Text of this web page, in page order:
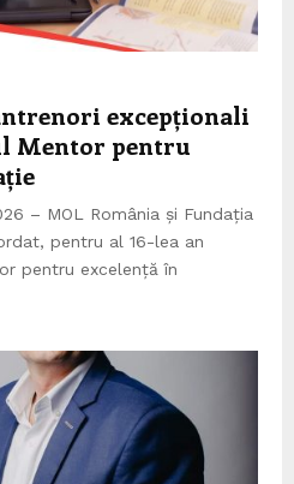
excepționali
Mentor pentru
– MOL România și Fundația
pentru al 16-lea an
pentru excelență în